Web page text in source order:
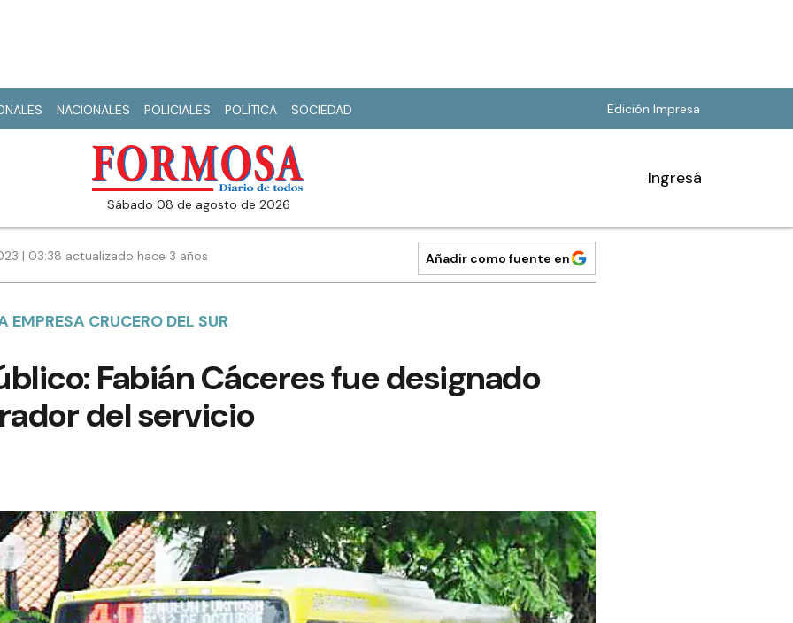
NACIONALES POLICIALES POLÍTICA SOCIEDAD Edición Impresa
sábado 08 de agosto de 2026
Ingresá
| 03:38 actualizado hace 3 años Añadir como fuente en
CRUCERO DEL SUR
Fabián Cáceres fue designado
del servicio